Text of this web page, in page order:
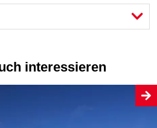
interessieren